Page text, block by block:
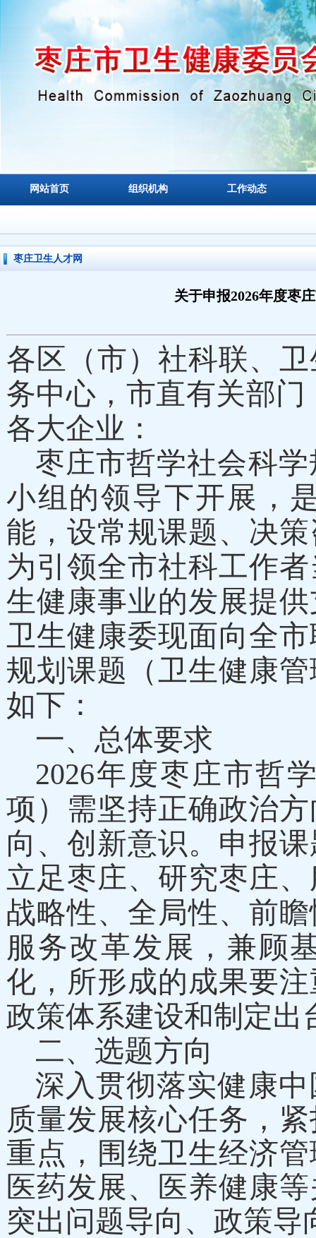
网站首页 组织机构 工作动态
枣庄卫生人才网
关于申报2026年度枣
各区（市）社科联、
务中心，市直有关部
各大企业：
枣庄市哲学社会科
小组的领导下开展，
能，设常规课题、决
为引领全市社科工作
生健康事业的发展提
卫生健康委现面向全
规划课题（卫生健康
如下：
一、 总体要求
2026年度枣庄市哲
项）需坚持正确政治
向、创新意识。申报
立足枣庄、研究枣庄
战略性、全局性、前
服务改革发展，兼顾
化，所形成的成果要
政策体系建设和制定
二、选题方向
深入贯彻落实健康
质量发展核心任务，
重点，围绕卫生经济
医药发展、
医养健康
突出问题导向、政策导